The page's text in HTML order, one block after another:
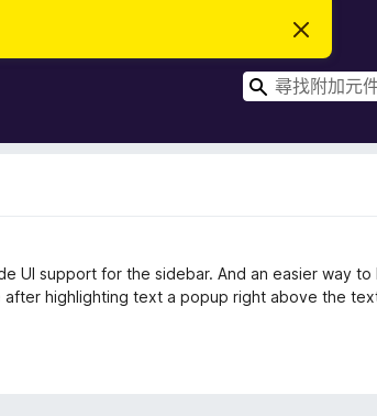
忽
此
通
知
搜
UI support for the sidebar. And an easier way to
highlighting text a popup right above the